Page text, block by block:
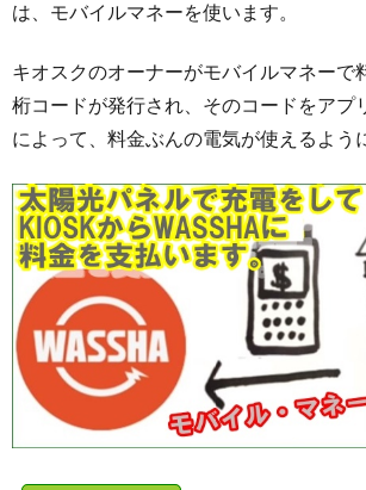
は、モバイルマネーを使います。
キオスクのオーナーがモバイルマネーで
桁コードが発行され、そのコードをアプ
によって、料金ぶんの電気が使えるよう